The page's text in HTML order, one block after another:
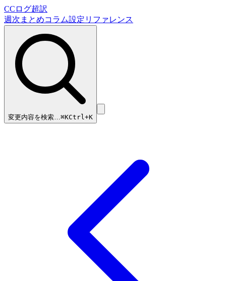
CCログ超訳
週次まとめコラム設定リファレンス
変更内容を検索…⌘KCtrl+K